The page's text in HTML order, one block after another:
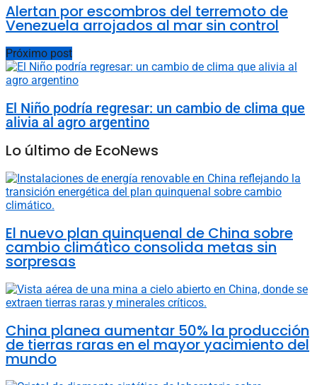
Alertan por escombros del terremoto de
Venezuela arrojados al mar sin control
Próximo post
El Niño podría regresar: un cambio de clima que
alivia al agro argentino
Lo último de EcoNews
El nuevo plan quinquenal de China sobre
cambio climático consolida metas sin
sorpresas
China planea aumentar 50% la producción
de tierras raras en el mayor yacimiento del
mundo